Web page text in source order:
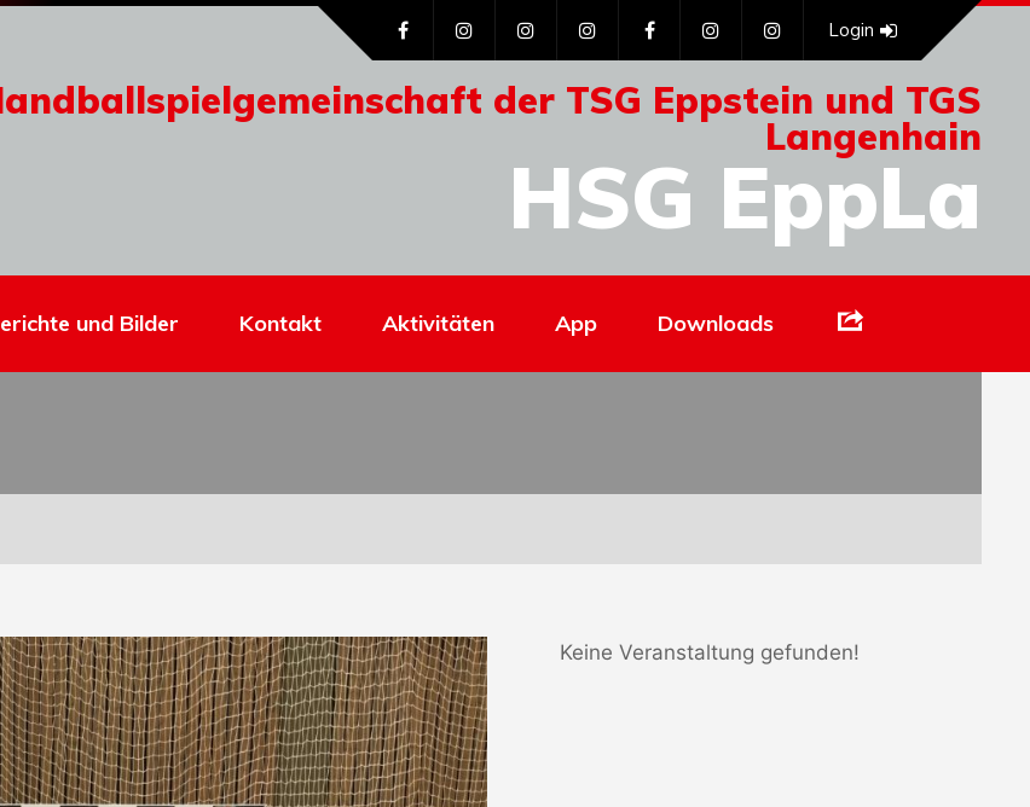
der TSG Eppstein und TGS
Langenhain
HSG EppLa
Login
und Bilder Kontakt Aktivitäten App Downloads
Keine Veranstaltung gefunden!